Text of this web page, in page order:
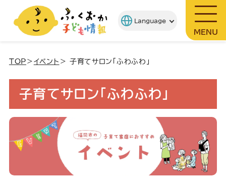
MENU
TOP ＞ イベント ＞ 子育てサロン「ふわふわ」
子育てサロン「ふわふわ」